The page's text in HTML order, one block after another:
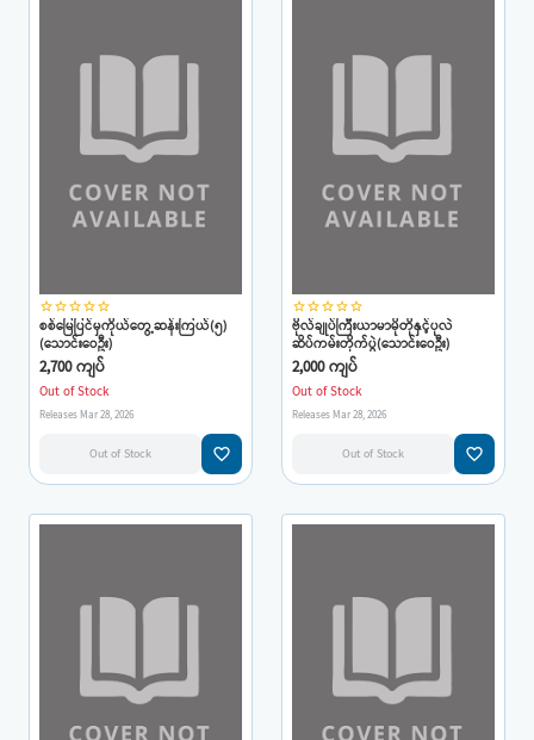
star_borderstar_borderstar_borderstar_borderstar_border
စစ်မြေပြင်မှကိုယ်တွေ့ဆန်းကြယ်(၅)
(သောင်းဝေဦး)
2,700 ကျပ်
Out of Stock
Releases Mar 28, 2026
Out of Stock favorite_border
star_borderstar_borderstar_borderstar_borderstar_border
ဗိုလ်ချုပ်ကြီးယာမာမိုတိုနှင့်ပုလဲ
ဆိပ်ကမ်းတိုက်ပွဲ(သောင်းဝေဦး)
2,000 ကျပ်
Out of Stock
Releases Mar 28, 2026
Out of Stock favorite_border